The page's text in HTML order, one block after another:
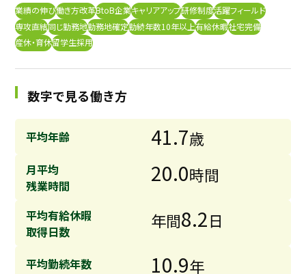
高専生コミュニティ
めもらす
9/30
業績の伸び働き方改革BtoB企業キャリアアップ研修制度活躍フィールド
専攻直結同じ勤務地勤務地確定勤続年数10年以上有給休暇社宅完備
産休・育休留学生採用
数字で見る働き方
平均年齢 41.7歳
月平均
残業時間
20.0時間
平均有給休暇
取得日数
年間8.2日
平均勤続年数 10.9年